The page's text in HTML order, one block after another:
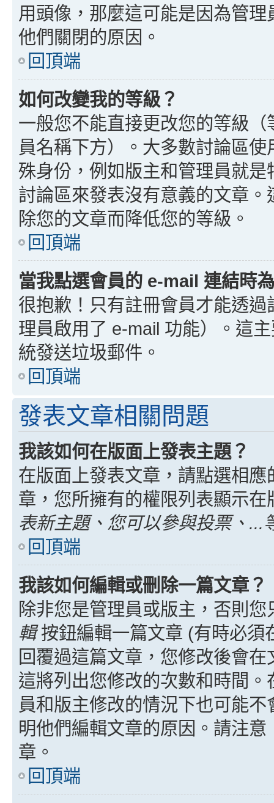
用頭像，那麼這可能是因為管
他們關閉的原因。
回頂端
如何改變我的等級？
一般您不能直接更改您的等級
員名稱下方）。大多數討論區
殊身份，例如版主和管理員就
討論區來發表沒有意義的文章
除您的文章而降低您的等級。
回頂端
當我點選會員的 e-mail 連結時
很抱歉！只有註冊會員才能透
理員啟用了 e-mail 功能）。這
統發送垃圾郵件。
回頂端
發表文章相關問題
我該如何在版面上發表主題？
在版面上發表文章，請點選相
章，您所擁有的權限列表顯示
表新主題、您可以參與投票、...
回頂端
我該如何編輯或刪除一篇文章？
除非您是管理員或版主，否則
輯按鈕編輯一篇文章 (有時必須
回覆過這篇文章，您修改後會
這將列出您修改的次數和時間
員和版主修改的情況下也可能
明他們編輯文章的原因。請注
章。
回頂端